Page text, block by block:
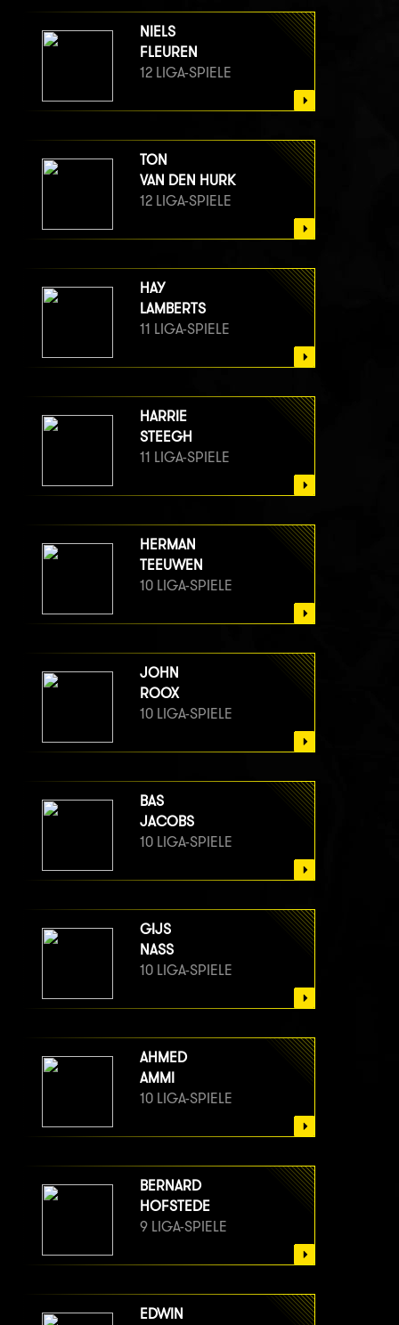
NIELS
FLEUREN
12 LIGA-SPIELE
TON
VAN DEN HURK
12 LIGA-SPIELE
HAY
LAMBERTS
11 LIGA-SPIELE
HARRIE
STEEGH
11 LIGA-SPIELE
HERMAN
TEEUWEN
10 LIGA-SPIELE
JOHN
ROOX
10 LIGA-SPIELE
BAS
JACOBS
10 LIGA-SPIELE
GIJS
NASS
10 LIGA-SPIELE
AHMED
AMMI
10 LIGA-SPIELE
BERNARD
HOFSTEDE
9 LIGA-SPIELE
EDWIN